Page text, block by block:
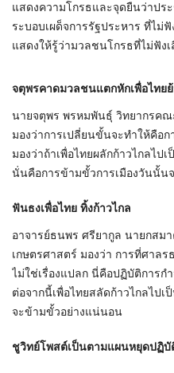
แสดงความโกรธและจุดยืนว่าปร
ระบอบเผด็จการรัฐประหาร ที่ไม่
แสดงให้รู้ว่ามวลชนโกรธที่ไม่ฟัง
จตุพรคาดมวลชนแตกหักเพื่อไทย
นายจตุพร พรหมพันธุ์ วิทยากรคณ
มองว่าการเปลี่ยนขั้นจะทำให้คือ
มองว่าถ้าเพื่อไทยผลักก้าวไกลไป
นั่นคือการข้ามขั้วการเมืองวันนั้น
ฟันธงเพื่อไทย ทิ้งก้าวไกล
อาจารย์ธนพร ศรียากูล นายกสม
เกษตรศาสตร์ มองว่า การที่ศาล
ไม่ใช่เรื่องแปลก นี่คือปฏิบัติการก
ต่อจากนี้เพื่อไทยสลัดก้าวไกลไป
จะข้ามขั้วอย่างแน่นอน
ชูวิทย์โพสต์เป็นตามแผนหยุดปฏิ